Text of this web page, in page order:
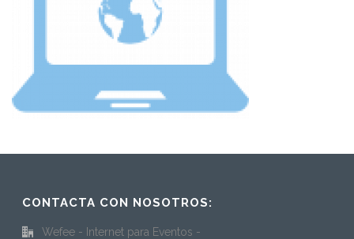
CONTACTA CON NOSOTROS:
Wefee - Internet para Eventos -